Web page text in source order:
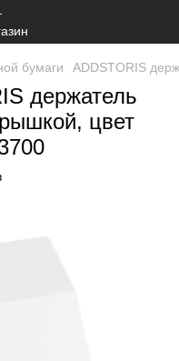
бумаги ADDSTORIS
держатель
цвет